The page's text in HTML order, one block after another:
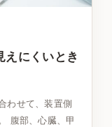
えにくいとき
わせて、装置側
腹部、心臓、甲